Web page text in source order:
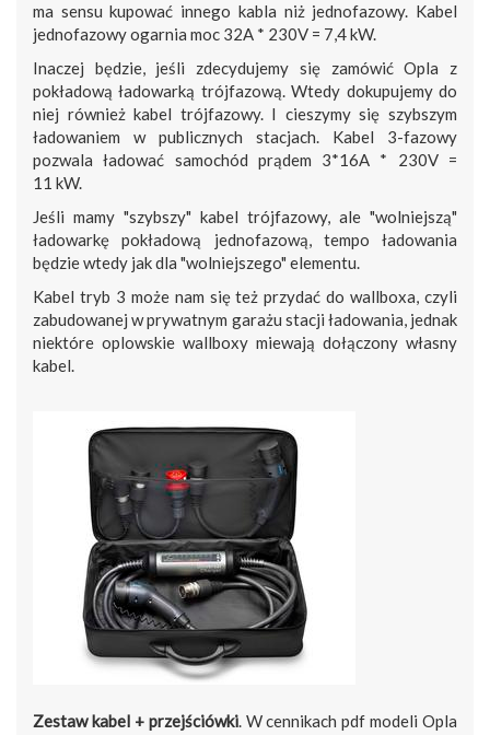
ma sensu kupować innego kabla niż jednofazowy. Kabel
jednofazowy ogarnia moc 32A * 230V = 7,4 kW.
Inaczej będzie, jeśli zdecydujemy się zamówić Opla z
pokładową ładowarką trójfazową. Wtedy dokupujemy do
niej również kabel trójfazowy. I cieszymy się szybszym
ładowaniem w publicznych stacjach. Kabel 3-fazowy
pozwala ładować samochód prądem 3*16A * 230V =
11 kW.
Jeśli mamy "szybszy" kabel trójfazowy, ale "wolniejszą"
ładowarkę pokładową jednofazową, tempo ładowania
będzie wtedy jak dla "wolniejszego" elementu.
Kabel tryb 3 może nam się też przydać do wallboxa, czyli
zabudowanej w prywatnym garażu stacji ładowania, jednak
niektóre oplowskie wallboxy miewają dołączony własny
kabel.
Zestaw kabel + przejściówki. W cennikach pdf modeli Opla